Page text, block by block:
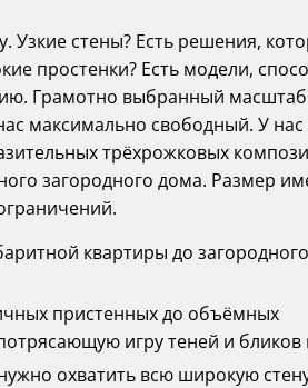
Узкие стены? Есть решения,
простенки? Есть модели,
Грамотно выбранный масштаб
максимально свободный. У нас
трёхрожковых
загородного дома. Размер
квартиры до
пристенных до объёмных
игру теней и бликов
охватить всю широкую